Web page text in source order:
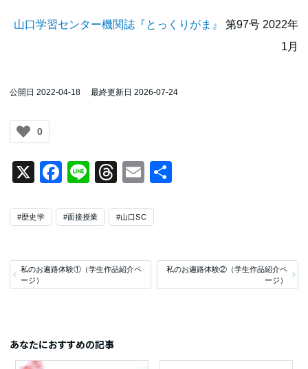
山口学習センター機関誌『とっくりがま』
第97号 2022年
1月
公開日 2022-04-18 最終更新日 2026-07-24
0
X Facebook
LineThreads
Email
#歴史学 #面接授業 #山口SC
私のお遍路体験①（学生作品紹介ペ
ージ）
私のお遍路体験②（学生作品紹介ペ
ージ）
あなたにおすすめの記事